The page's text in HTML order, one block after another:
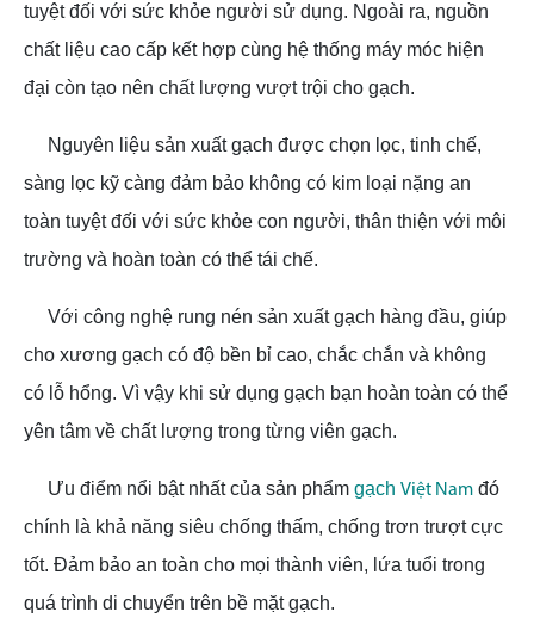
tuyệt đối với sức khỏe người sử dụng. Ngoài ra, nguồn
chất liệu cao cấp kết hợp cùng hệ thống máy móc hiện
đại còn tạo nên chất lượng vượt trội cho gạch.
Nguyên liệu sản xuất gạch được chọn lọc, tinh chế,
sàng lọc kỹ càng đảm bảo không có kim loại nặng an
toàn tuyệt đối với sức khỏe con người, thân thiện với môi
trường và hoàn toàn có thể tái chế.
Với công nghệ rung nén sản xuất gạch hàng đầu, giúp
cho xương gạch có độ bền bỉ cao, chắc chắn và không
có lỗ hổng. Vì vậy khi sử dụng gạch bạn hoàn toàn có thể
yên tâm về chất lượng trong từng viên gạch.
Ưu điểm nổi bật nhất của sản phẩm gạch Việt Nam đó
chính là khả năng siêu chống thấm, chống trơn trượt cực
tốt. Đảm bảo an toàn cho mọi thành viên, lứa tuổi trong
quá trình di chuyển trên bề mặt gạch.